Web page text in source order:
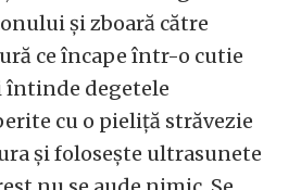
și zboară către
ce încape într-o cutie
întinde degetele
cu o pieliță străvezie
și folosește ultrasunete